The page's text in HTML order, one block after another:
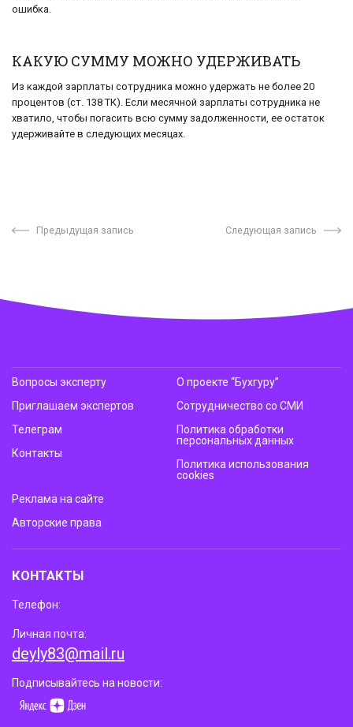
ошибка.
КАКУЮ СУММУ МОЖНО УДЕРЖИВАТЬ
Из каждой зарплаты сотрудника можно удержать не более 20
процентов (ст. 138 ТК). Если месячной зарплаты сотрудника не
хватило, чтобы погасить всю сумму задолженности, ее остаток
удерживайте в следующих месяцах.
Предыдущая запись Следующая запись
Вопросы эксперту
Приглашаем экспертов
Телеграм
Контакты
О проекте “Бухгуру”
Сотрудничество со СМИ
Политика обработки
персональных данных
Политика использования
cookies
Реклама на сайте
Авторские права
КОНТАКТЫ
Телефон:
Личная почта:
deyly83@mail.ru
Подписывайтесь на новости: